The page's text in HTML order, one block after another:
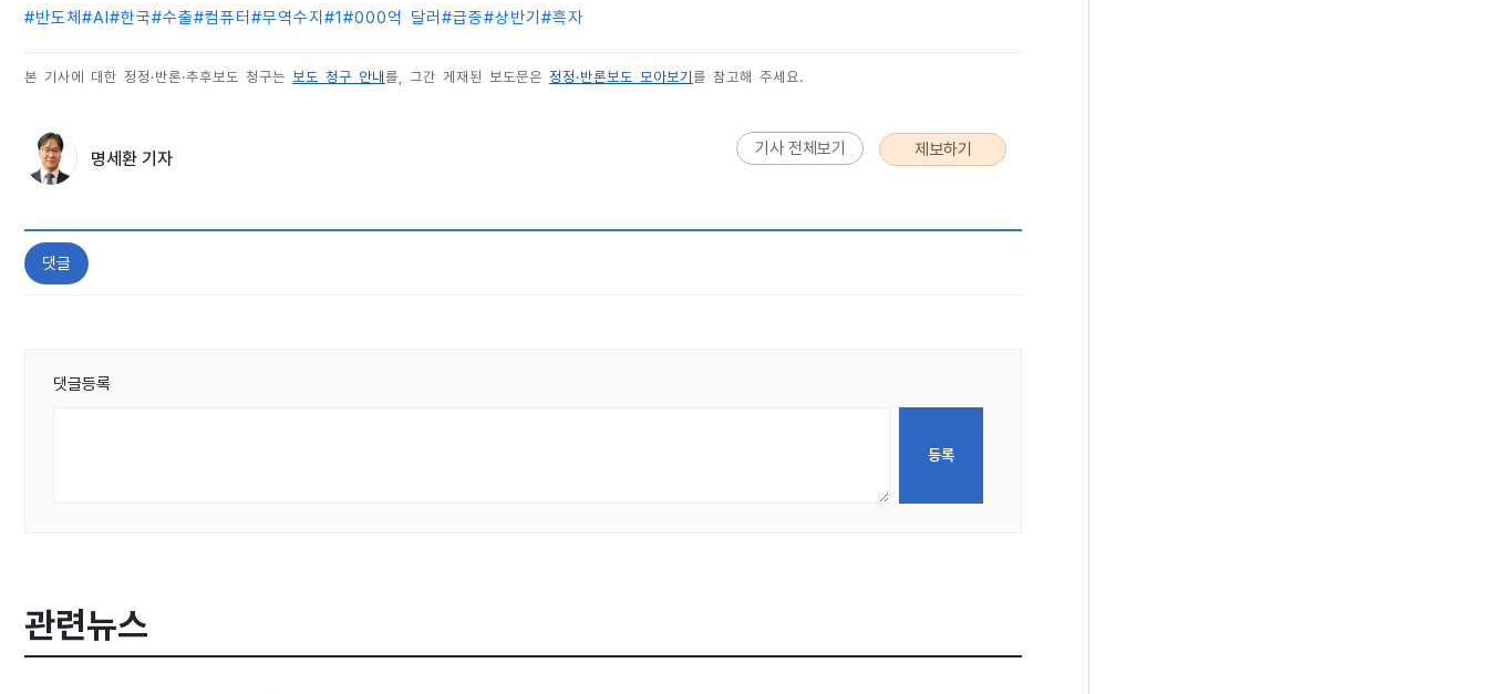
#반도체 #AI #한국#수출#컴퓨터 #무역수지 #1 #000억 달러 #급증#상반기 #흑자
본 기사에 대한 정정·반론·추후보도 청구는 보도 청구 안내 를, 그간 게재된 보도문은 정정·반론보도 모아보기 를 참고해 주세요.
명세환 기자 기사 전체보기 제보하기
댓글
댓글등록
관련뉴스